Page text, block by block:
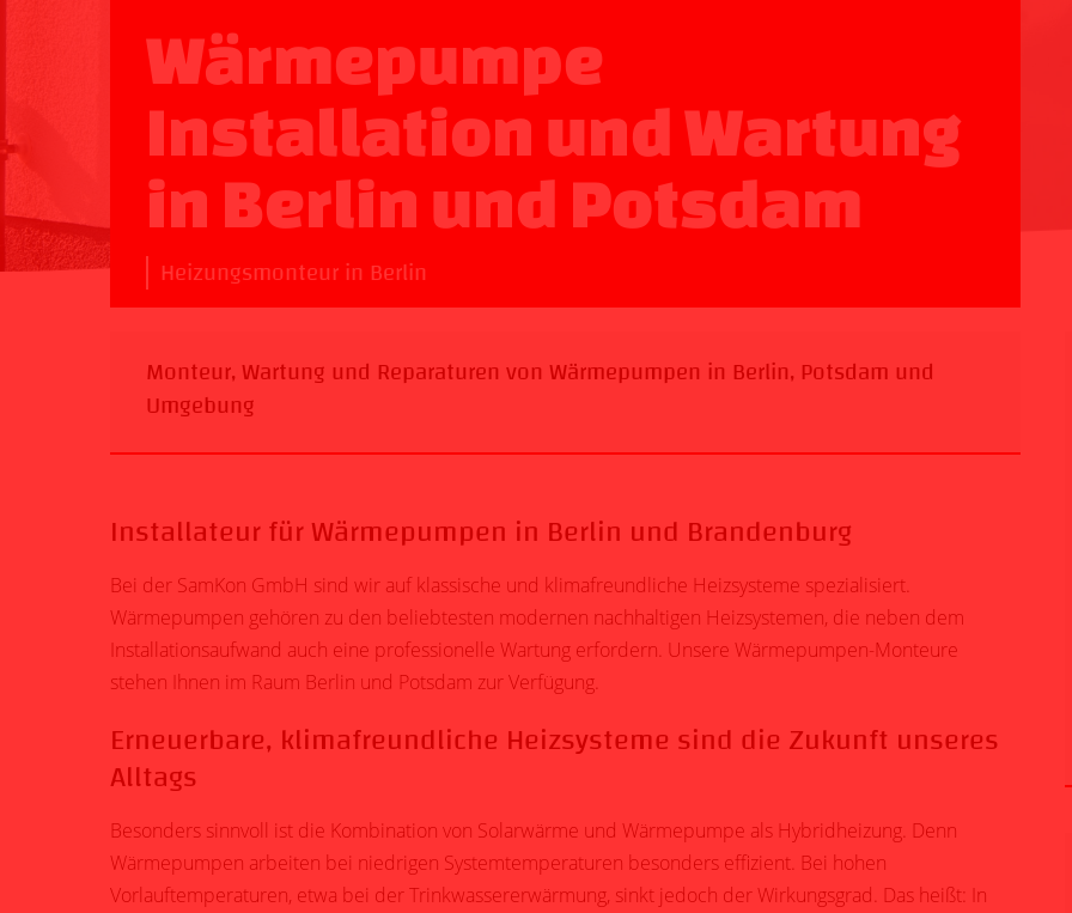
Wärmepumpe
Installation und Wartung
in Berlin und Potsdam
Heizungsmonteur in Berlin
Monteur, Wartung und Reparaturen von Wärmepumpen in Berlin, Potsdam und
Umgebung
Installateur für Wärmepumpen in Berlin und Brandenburg
Bei der SamKon GmbH sind wir auf klassische und klimafreundliche Heizsysteme spezialisiert.
Wärmepumpen gehören zu den beliebtesten modernen nachhaltigen Heizsystemen, die neben dem
Installationsaufwand auch eine professionelle Wartung erfordern. Unsere Wärmepumpen-Monteure
stehen Ihnen im Raum Berlin und Potsdam zur Verfügung.
Erneuerbare, klimafreundliche Heizsysteme sind die Zukunft unseres
Alltags
Besonders sinnvoll ist die Kombination von Solarwärme und Wärmepumpe als Hybridheizung. Denn
Wärmepumpen arbeiten bei niedrigen Systemtemperaturen besonders effizient. Bei hohen
Vorlauftemperaturen, etwa bei der Trinkwassererwärmung, sinkt jedoch der Wirkungsgrad. Das heißt: In